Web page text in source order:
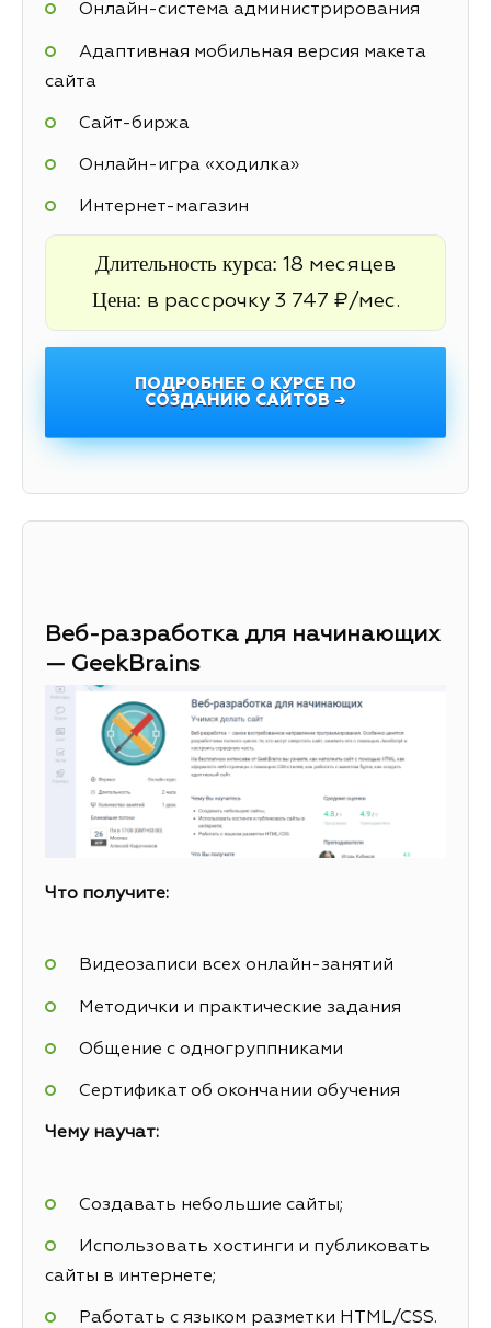
Онлайн-система администрирования
Адаптивная мобильная версия макета
сайта
Cайт-биржа
Онлайн-игра «ходилка»
Интернет-магазин
Длительность курса: 18 месяцев
Цена: в рассрочку 3 747 ₽/мес.
ПОДРОБНЕЕ О КУРСЕ ПО
СОЗДАНИЮ САЙТОВ →
Веб-разработка для начинающих
— GeekBrains
Что получите:
Видеозаписи всех онлайн-занятий
Методички и практические задания
Общение с одногруппниками
Сертификат об окончании обучения
Чему научат:
Создавать небольшие сайты;
Использовать хостинги и публиковать
сайты в интернете;
Работать с языком разметки HTML/CSS.